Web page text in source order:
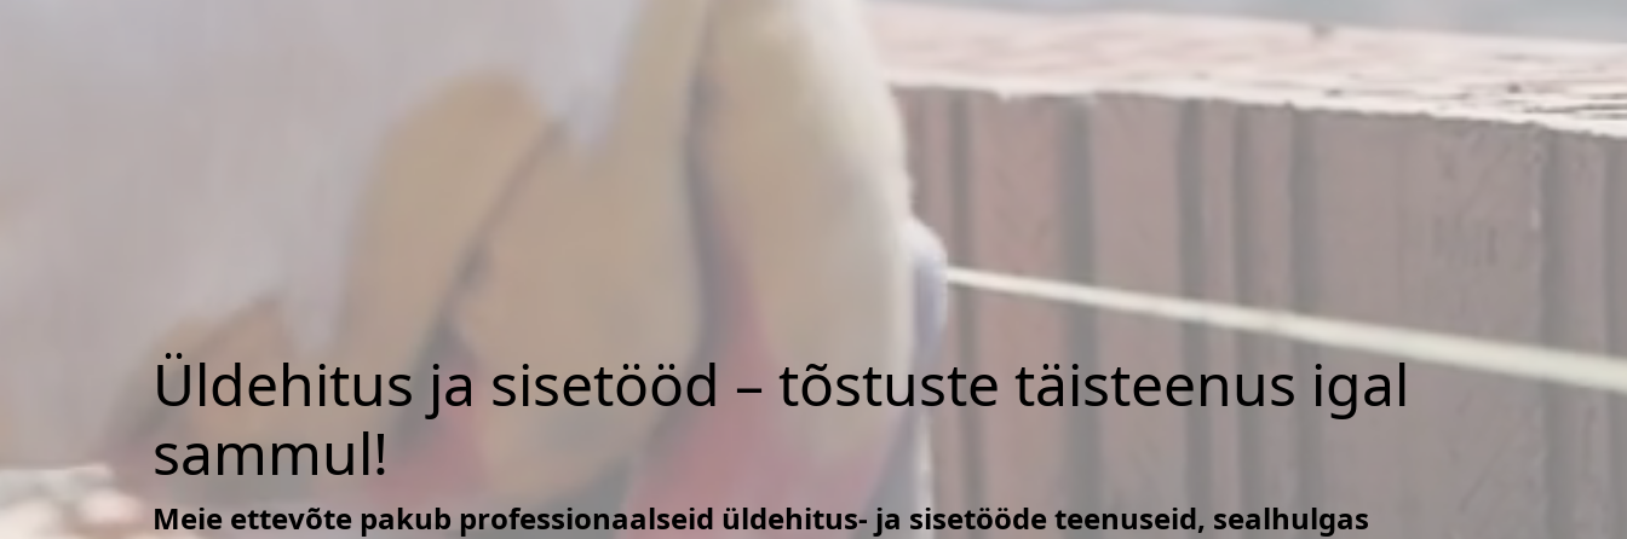
Üldehitus ja sisetööd – tõstuste täisteenus igal
sammul!
Meie ettevõte pakub professionaalseid üldehitus- ja sisetööde teenuseid, sealhulgas